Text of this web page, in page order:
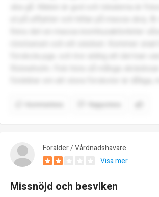
Förälder / Vårdnadshavare
Visa mer
Missnöjd och besviken